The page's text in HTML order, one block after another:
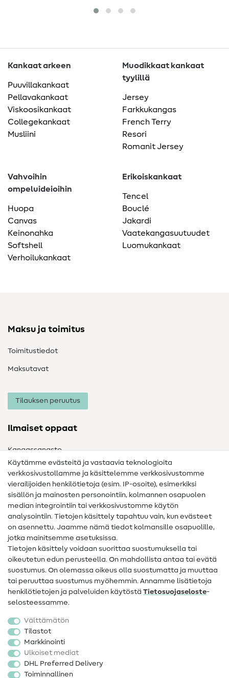
Kankaat arkeen
Puuvillakankaat
Pellavakankaat
Viskoosikankaat
Collegekankaat
Musliini
Muodikkaat kankaat
tyylillä
Jersey
Farkkukangas
French Terry
Resori
Romanit Jersey
Vahvoihin
ompeluideioihin
Huopa
Canvas
Keinonahka
Softshell
Verhoilukankaat
Erikoiskankaat
Tencel
Bouclé
Jakardi
Vaatekangasuutuudet
Luomukankaat
Maksu ja toimitus
Toimitustiedot
Maksutavat
Tilauksen peruutus
Ilmaiset oppaat
Kangassanasto
Ompelusanasto
Ompeluohjeet
Apua ja yhteystiedot
Yhteystiedot
Tietoa omistajanvaihdoksesta
Peruutusoikeus
Suosittu
Kankaat
Ompelutarvikkeet
Ale
Käytämme evästeitä ja vastaavia teknologioita
verkkosivustollamme ja käsittelemme verkkosivustomme
vierailijoiden henkilötietoja (esim. IP-osoite), esimerkiksi
sisällön ja mainosten personointiin, kolmannen osapuolen
median integrointiin tai verkkosivustomme käytön
analysointiin. Tietojen käsittely tapahtuu vain, kun evästeet
on asennettu. Jaamme nämä tiedot kolmansille osapuolille,
jotka mainitsemme asetuksissa.
Tietojen käsittely voidaan suorittaa suostumuksella tai
oikeutetun edun perusteella. On mahdollista antaa tai evätä
suostumus. On olemassa oikeus olla suostumatta ja muuttaa
tai peruuttaa suostumus myöhemmin. Annamme lisätietoja
henkilötietojen ja palveluiden käytöstä Tietosuojaseloste-
selosteessamme.
Välttämätön
Tilastot
Markkinointi
Ulkoiset mediat
DHL Preferred Delivery
Toiminnallinen